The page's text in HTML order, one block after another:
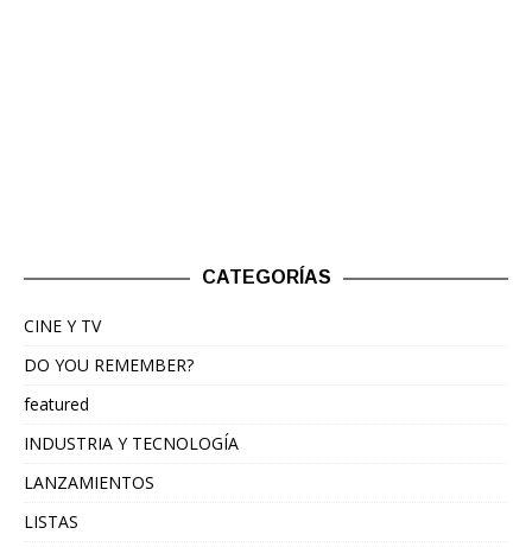
CATEGORÍAS
CINE Y TV
DO YOU REMEMBER?
featured
INDUSTRIA Y TECNOLOGÍA
LANZAMIENTOS
LISTAS